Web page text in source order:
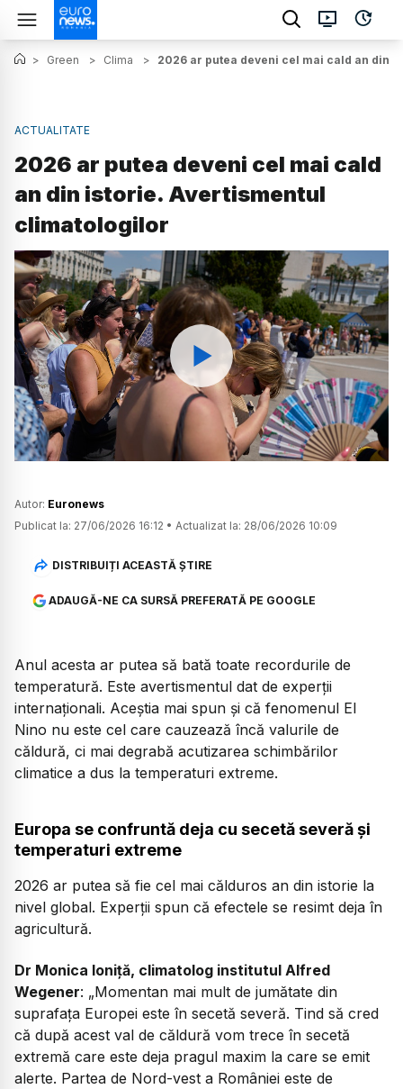
> Green > Clima > 2026 ar putea deveni cel mai cald an din
ACTUALITATE
2026 ar putea deveni cel mai cald
an din istorie. Avertismentul
climatologilor
Watch
Autor: Euronews
Publicat la: 27/06/2026 16:12 • Actualizat la: 28/06/2026 10:09
DISTRIBUIȚI ACEASTĂ ȘTIRE
ADAUGĂ-NE CA SURSĂ PREFERATĂ PE GOOGLE
Anul acesta ar putea să bată toate recordurile de
temperatură. Este avertismentul dat de experții
internaționali. Aceștia mai spun și că fenomenul El
Nino nu este cel care cauzează încă valurile de
căldură, ci mai degrabă acutizarea schimbărilor
climatice a dus la temperaturi extreme.
Europa se confruntă deja cu secetă severă și
temperaturi extreme
2026 ar putea să fie cel mai călduros an din istorie la
nivel global. Experții spun că efectele se resimt deja în
agricultură.
Dr Monica Ioniță, climatolog institutul Alfred
Wegener: „Momentan mai mult de jumătate din
suprafața Europei este în secetă severă. Tind să cred
că după acest val de căldură vom trece în secetă
extremă care este deja pragul maxim la care se emit
alerte. Partea de Nord-vest a României este de